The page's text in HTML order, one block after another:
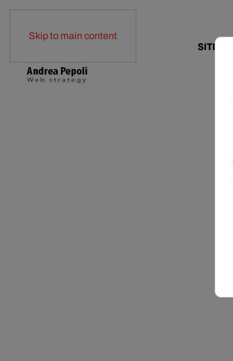
Skip to main content
SITI WEB